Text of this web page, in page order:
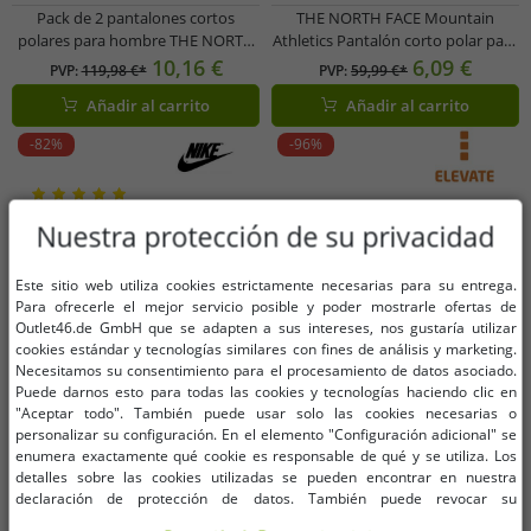
Pack de 2 pantalones cortos
polares para hombre THE NORTH
FACE Mountain Athletics, pantalón
deportivo de verano con bolsillos
laterales, NF0A82300EA1 azul
PVP:119,98 €* 10,16 €
Añadir al carrito
THE NORTH FACE Mountain
Athletics Pantalón corto polar para
hombre, pantalón deportivo de
verano con bolsillos laterales
NF0A82300EA1 azul
PVP:59,99 €* 6,09 €
Añadir al carrito
-82% -96%
Nuestra protección de su privacidad
Este sitio web utiliza cookies estrictamente necesarias para su entrega.
Para ofrecerle el mejor servicio posible y poder mostrarle ofertas de
Outlet46.de GmbH que se adapten a sus intereses, nos gustaría utilizar
cookies estándar y tecnologías similares con fines de análisis y marketing.
Necesitamos su consentimiento para el procesamiento de datos asociado.
Puede darnos esto para todas las cookies y tecnologías haciendo clic en
"Aceptar todo". También puede usar solo las cookies necesarias o
personalizar su configuración. En el elemento "Configuración adicional" se
enumera exactamente qué cookie es responsable de qué y se utiliza. Los
detalles sobre las cookies utilizadas se pueden encontrar en nuestra
declaración de protección de datos. También puede revocar su